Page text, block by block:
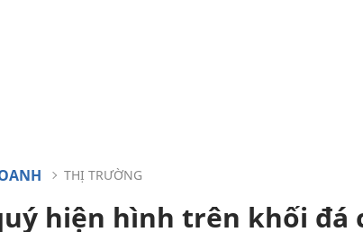
THỊ TRƯỜNG
hiện hình trên khối đá